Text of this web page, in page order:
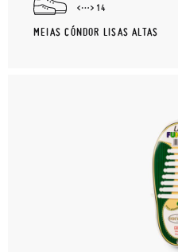
14
MEIAS CÓNDOR LISAS ALTAS